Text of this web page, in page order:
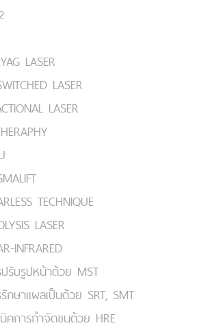
LASER
LASER
LASER
TECHNIQUE
LASER
INFRARED
รับรูปหน้าด้วย MST
กษาแผลเป็นด้วย SRT, SMT
คการกำจัดขนด้วย HRE